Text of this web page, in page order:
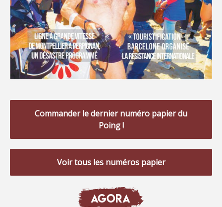
Commander le dernier numéro papier du
Poing !
Voir tous les numéros papier
AGORA